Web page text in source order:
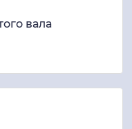
вала